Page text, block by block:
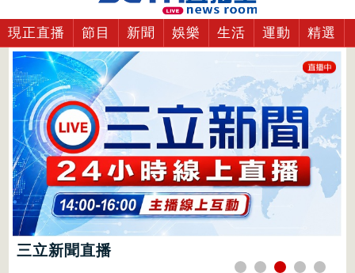
現正直播 節目 新聞 娛樂 生活 運動 精選
三立新聞直播
三立財經iNEWS直播